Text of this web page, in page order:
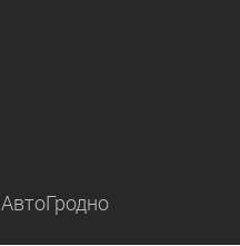
АвтоГродно